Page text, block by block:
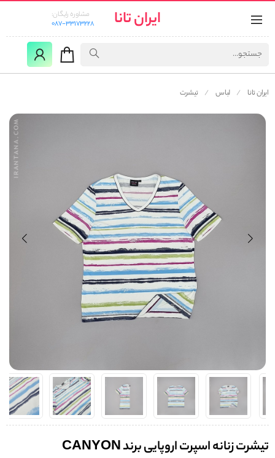
ایران تانا
مشاوره رایگان:
087-33173228
ایران تانا لباس تیشرت
تیشرت زنانه اسپرت اروپایی برند CANYON